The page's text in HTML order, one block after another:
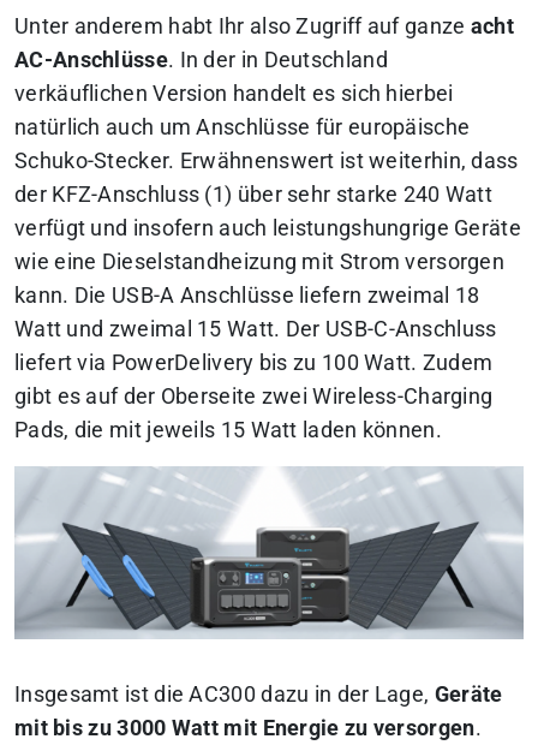
Unter anderem habt Ihr also Zugriff auf ganze acht
AC-Anschlüsse. In der in Deutschland
verkäuflichen Version handelt es sich hierbei
natürlich auch um Anschlüsse für europäische
Schuko-Stecker. Erwähnenswert ist weiterhin, dass
der KFZ-Anschluss (1) über sehr starke 240 Watt
verfügt und insofern auch leistungshungrige Geräte
wie eine Dieselstandheizung mit Strom versorgen
kann. Die USB-A Anschlüsse liefern zweimal 18
Watt und zweimal 15 Watt. Der USB-C-Anschluss
liefert via PowerDelivery bis zu 100 Watt. Zudem
gibt es auf der Oberseite zwei Wireless-Charging
Pads, die mit jeweils 15 Watt laden können.
Insgesamt ist die AC300 dazu in der Lage, Geräte
mit bis zu 3000 Watt mit Energie zu versorgen.